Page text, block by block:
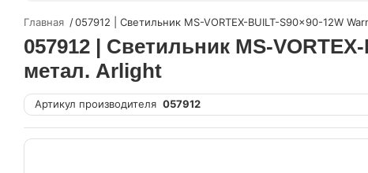
Главная 057912 | Светильник MS-VORTEX-BUILT-S90x90-12W
057912 | Светильник MS-
метал. Arlight
Артикул производителя 057912